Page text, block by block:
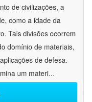
de civilizações, a
como a idade da
Tais divisões ocorrem
domínio de materiais,
de defesa.
um materi...